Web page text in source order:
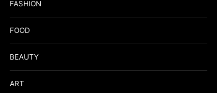
FASHION
FOOD
BEAUTY
ART